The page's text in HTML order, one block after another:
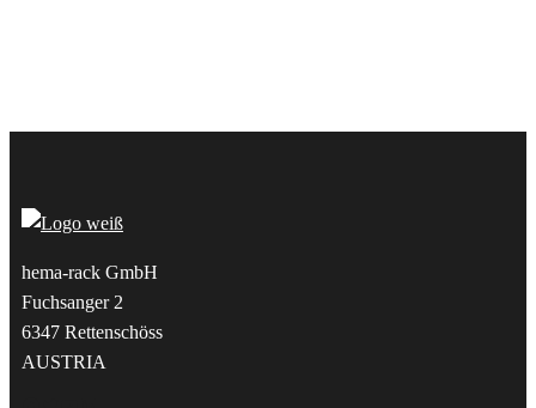
hema-rack GmbH
Fuchsanger 2
6347 Rettenschöss
AUSTRIA